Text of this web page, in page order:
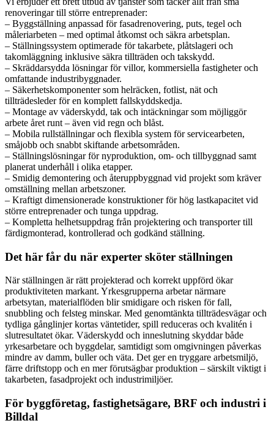
renoveringar till större entreprenader:
– Byggställning anpassad för fasadrenovering, puts, tegel och
måleriarbeten – med optimal åtkomst och säkra arbetsplan.
– Ställningssystem optimerade för takarbete, plåtslageri och
takomläggning inklusive säkra tillträden och takskydd.
– Skräddarsydda lösningar för villor, kommersiella fastigheter och
omfattande industribyggnader.
– Säkerhetskomponenter som helräcken, fotlist, nät och
tillträdesleder för en komplett fallskyddskedja.
– Montage av väderskydd, tak och intäckningar som möjliggör
arbete året runt – även vid regn och blåst.
– Mobila rullställningar och flexibla system för servicearbeten,
småjobb och snabbt skiftande arbetsområden.
– Ställningslösningar för nyproduktion, om- och tillbyggnad samt
planerat underhåll i olika etapper.
– Smidig demontering och återuppbyggnad vid projekt som kräver
omställning mellan arbetszoner.
– Kraftigt dimensionerade konstruktioner för hög lastkapacitet vid
större entreprenader och tunga uppdrag.
– Kompletta helhetsuppdrag från projektering och transporter till
färdigmonterad, kontrollerad och godkänd ställning.
Det här får du när experter sköter ställningen
När ställningen är rätt projekterad och korrekt uppförd ökar
produktiviteten markant. Yrkesgrupperna arbetar närmare
arbetsytan, materialflöden blir smidigare och risken för fall,
snubbling och felsteg minskar. Med genomtänkta tillträdesvägar och
tydliga gånglinjer kortas väntetider, spill reduceras och kvalitén i
slutresultatet ökar. Väderskydd och inneslutning skyddar både
yrkesarbetare och byggdelar, samtidigt som omgivningen påverkas
mindre av damm, buller och väta. Det ger en tryggare arbetsmiljö,
färre driftstopp och en mer förutsägbar produktion – särskilt viktigt i
takarbeten, fasadprojekt och industrimiljöer.
För byggföretag, fastighetsägare, BRF och industri i
Billdal